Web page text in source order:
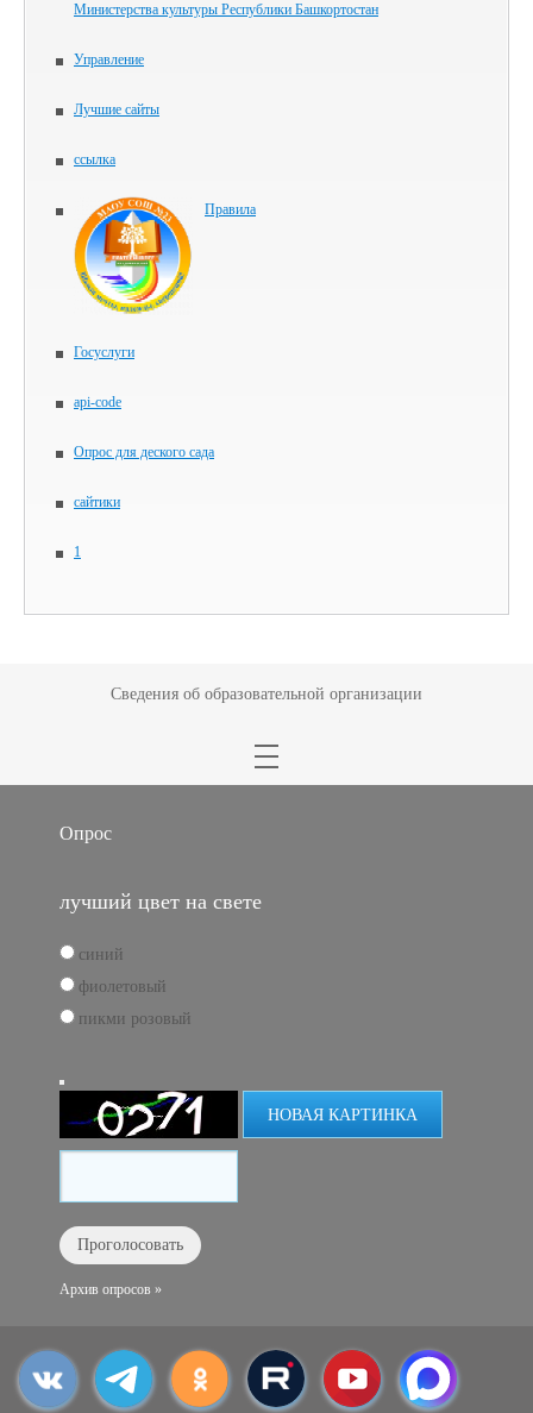
Министерства культуры Республики Башкортостан
Управление
Лучшие сайты
ссылка
Правила
Госуслуги
api-code
Опрос для деского сада
сайтики
1
Сведения об образовательной организации
Опрос
лучший цвет на свете
синий
фиолетовый
пикми розовый
НОВАЯ КАРТИНКА
Архив опросов »